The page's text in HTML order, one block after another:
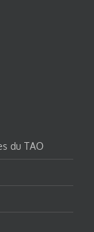
du TAO